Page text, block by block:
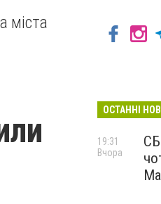
міста
ОСТАННІ
19:31
Вчора